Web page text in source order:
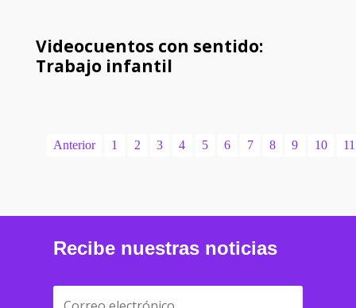
Videocuentos con sentido:
Trabajo infantil
Anterior 1 2 3 4 5 6 7 8 9 10 11
Recibe nuestras noticias